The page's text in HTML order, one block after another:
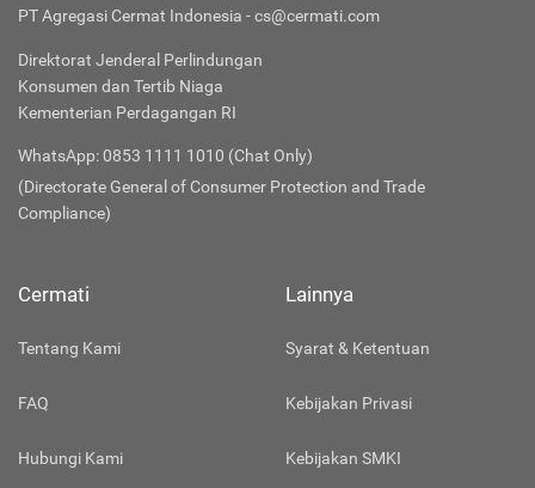
PT Agregasi Cermat Indonesia - cs@cermati.com
Direktorat Jenderal Perlindungan
Konsumen dan Tertib Niaga
Kementerian Perdagangan RI
WhatsApp: 0853 1111 1010 (Chat Only)
(Directorate General of Consumer Protection and Trade
Compliance)
Cermati
Tentang Kami
FAQ
Hubungi Kami
Lainnya
Syarat & Ketentuan
Kebijakan Privasi
Kebijakan SMKI